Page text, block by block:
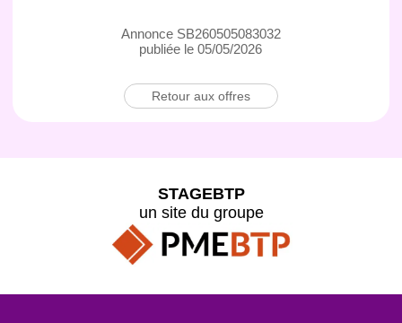
Annonce SB260505083032
publiée le 05/05/2026
Retour aux offres
STAGEBTP
un site du groupe